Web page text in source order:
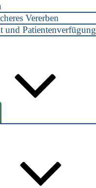
Vererben
und Patientenverfügung